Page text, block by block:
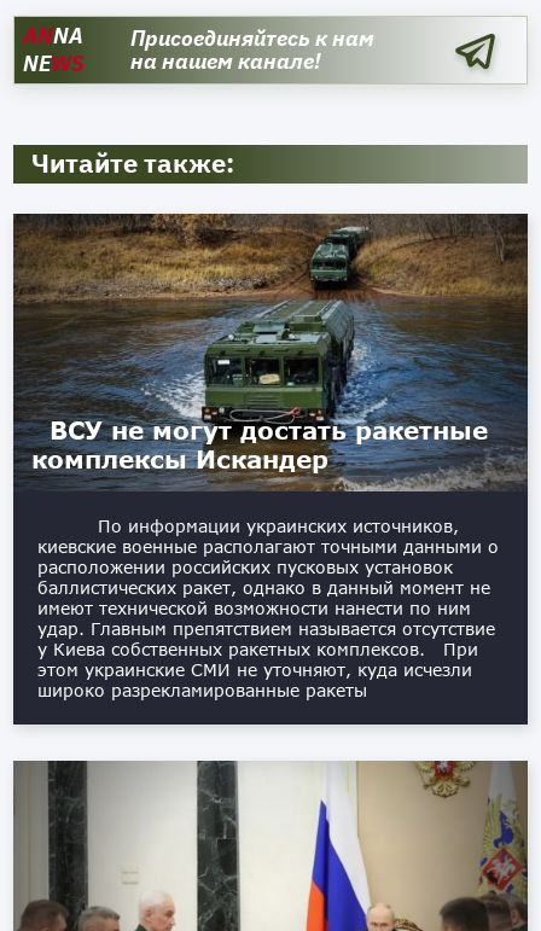
ANNA
NEWS
Присоединяйтесь к нам
на нашем канале!
Читайте также:
ВСУ не могут достать ракетные
комплексы Искандер
По информации украинских источников,
киевские военные располагают точными данными о
расположении российских пусковых установок
баллистических ракет, однако в данный момент не
имеют технической возможности нанести по ним
удар. Главным препятствием называется отсутствие
у Киева собственных ракетных комплексов. При
этом украинские СМИ не уточняют, куда исчезли
широко разрекламированные ракеты